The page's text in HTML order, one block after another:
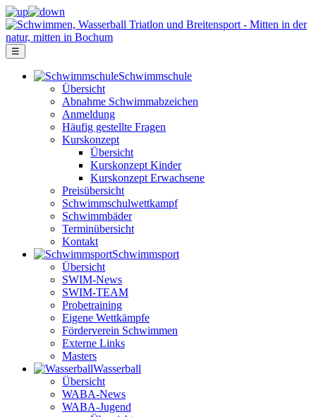
☰
Schwimm­schule
Übersicht
Ab­nah­me Schwimm­ab­zei­chen
Anmeldung
Häufig gestellte Fragen
Kurs­konzept
Übersicht
Kurskonzept Kinder
Kurskonzept Erwachsene
Preis­über­sicht
Schwimm­schul­wett­kampf
Schwimm­bäder
Terminübersicht
Kontakt
Schwimm­sport
Übersicht
SWIM-News
SWIM-TEAM
Probe­training
Eigene Wettkämpfe
Förderverein Schwimmen
Externe Links
Masters
Wasser­ball
Übersicht
WABA-News
WABA-Jugend